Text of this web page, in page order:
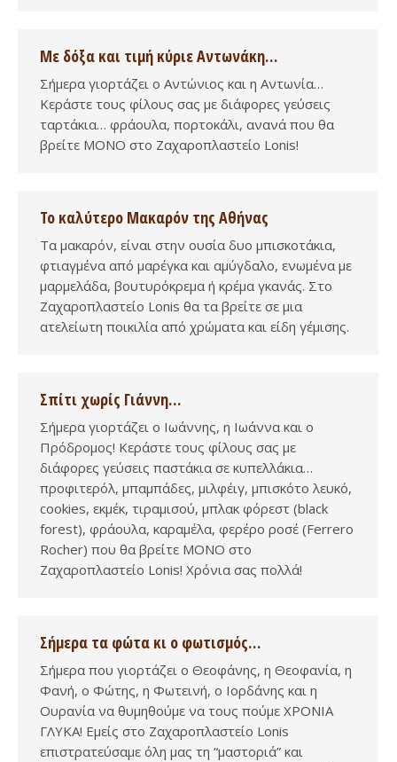
Με δόξα και τιμή κύριε Αντωνάκη…
Σήμερα γιορτάζει ο Αντώνιος και η Αντωνία…
Κεράστε τους φίλους σας με διάφορες γεύσεις
ταρτάκια… φράουλα, πορτοκάλι, ανανά που θα
βρείτε ΜΟΝΟ στο Ζαχαροπλαστείο Lonis!
Το καλύτερο Μακαρόν της Αθήνας
Τα μακαρόν, είναι στην ουσία δυο μπισκοτάκια,
φτιαγμένα από μαρέγκα και αμύγδαλο, ενωμένα με
μαρμελάδα, βουτυρόκρεμα ή κρέμα γκανάς. Στο
Ζαχαροπλαστείο Lonis θα τα βρείτε σε μια
ατελείωτη ποικιλία από χρώματα και είδη γέμισης.
Σπίτι χωρίς Γιάννη…
Σήμερα γιορτάζει ο Ιωάννης, η Ιωάννα και ο
Πρόδρομος! Κεράστε τους φίλους σας με
διάφορες γεύσεις παστάκια σε κυπελλάκια…
προφιτερόλ, μπαμπάδες, μιλφέιγ, μπισκότο λευκό,
cookies, εκμέκ, τιραμισού, μπλακ φόρεστ (black
forest), φράουλα, καραμέλα, φερέρο ροσέ (Ferrero
Rocher) που θα βρείτε ΜΟΝΟ στο
Ζαχαροπλαστείο Lonis! Χρόνια σας πολλά!
Σήμερα τα φώτα κι ο φωτισμός…
Σήμερα που γιορτάζει ο Θεοφάνης, η Θεοφανία, η
Φανή, ο Φώτης, η Φωτεινή, ο Ιορδάνης και η
Ουρανία να θυμηθούμε να τους πούμε ΧΡΟΝΙΑ
ΓΛΥΚΑ! Εμείς στο Ζαχαροπλαστείο Lonis
επιστρατεύσαμε όλη μας τη “μαστοριά” και